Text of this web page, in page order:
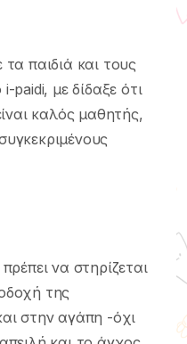
παιδιά και τους
paidi, με δίδαξε ότι
καλός μαθητής,
να στηρίζεται
της
στην αγάπη -όχι